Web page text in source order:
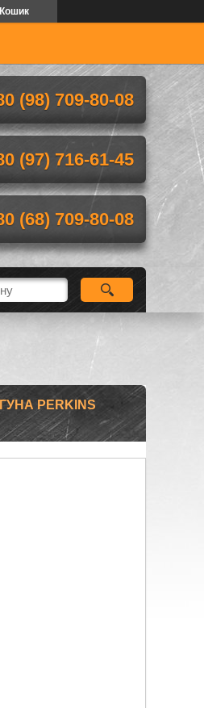
Кошик
(98) 709-80-08
(97) 716-61-45
(68) 709-80-08
PERKINS